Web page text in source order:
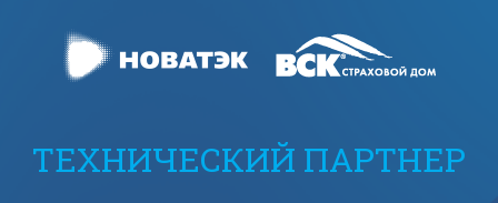
ТЕХНИЧЕСКИЙ ПАРТНЕР